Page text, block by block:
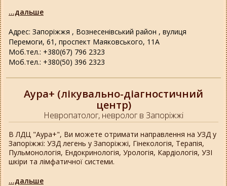
Адрес: Запоріжжя , Вознесенівський район , вулиця
Перемоги, 61, проспект Маяковського, 11A
Моб.тел.: +380(67) 796 2323
Моб.тел.: +380(50) 396 2323
...дальше
Аура+ (лікувально-діагностичний
центр)
Невропатолог, невролог в Запоріжжі
В ЛДЦ "Аура+", Ви можете отримати направлення на УЗД у
Запоріжжі: УЗД легень у Запоріжжі, Гінекологія, Терапія,
Пульмонологія, Ендокринологія, Урологія, Кардіологія, УЗІ
шкіри та лімфатичної системи.
...дальше